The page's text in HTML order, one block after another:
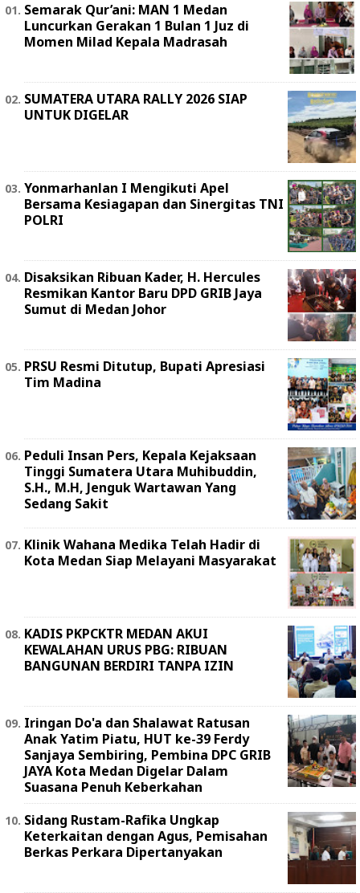
Semarak Qur’ani: MAN 1 Medan
Luncurkan Gerakan 1 Bulan 1 Juz di
Momen Milad Kepala Madrasah
SUMATERA UTARA RALLY 2026 SIAP
UNTUK DIGELAR
Yonmarhanlan I Mengikuti Apel
Bersama Kesiagapan dan Sinergitas TNI
POLRI
Disaksikan Ribuan Kader, H. Hercules
Resmikan Kantor Baru DPD GRIB Jaya
Sumut di Medan Johor
PRSU Resmi Ditutup, Bupati Apresiasi
Tim Madina
Peduli Insan Pers, Kepala Kejaksaan
Tinggi Sumatera Utara Muhibuddin,
S.H., M.H, Jenguk Wartawan Yang
Sedang Sakit
Klinik Wahana Medika Telah Hadir di
Kota Medan Siap Melayani Masyarakat
KADIS PKPCKTR MEDAN AKUI
KEWALAHAN URUS PBG: RIBUAN
BANGUNAN BERDIRI TANPA IZIN
Iringan Do'a dan Shalawat Ratusan
Anak Yatim Piatu, HUT ke-39 Ferdy
Sanjaya Sembiring, Pembina DPC GRIB
JAYA Kota Medan Digelar Dalam
Suasana Penuh Keberkahan
Sidang Rustam-Rafika Ungkap
Keterkaitan dengan Agus, Pemisahan
Berkas Perkara Dipertanyakan